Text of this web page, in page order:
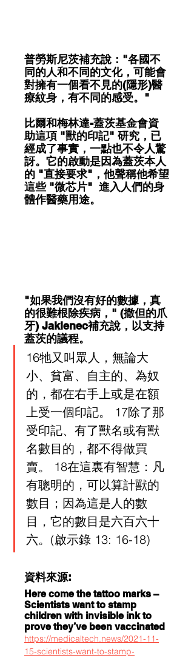
普勞斯尼茨補充說："各國不
同的人和不同的文化，可能會
對擁有一個看不見的(隱形)醫
療紋身，有不同的感受。"
比爾和梅林達-蓋茨基金會資
助這項 "獸的印記" 研究，已
經成了事實，一點也不令人驚
訝。它的啟動是因為蓋茨本人
的 "直接要求"，他聲稱他希望
這些 "微芯片"  進入人們的身
體作醫藥用途。
"如果我們沒有好的數據，真
的很難根除疾病，" (撒但的爪
牙) Jaklenec補充說，以支持
蓋茨的議程。
16牠又叫眾人，無論大
小、貧富、自主的、為奴
的，都在右手上或是在額
上受一個印記。 17除了那
受印記、有了獸名或有獸
名數目的，都不得做買
賣。 18在這裏有智慧：凡
有聰明的，可以算計獸的
數目；因為這是人的數
目，它的數目是六百六十
六。(啟示錄 13: 16-18)
資料來源:
Here come the tattoo marks –
Scientists want to stamp
children with invisible ink to
prove they’ve been vaccinated
https://medicaltech.news/2021-11-
15-scientists-want-to-stamp-